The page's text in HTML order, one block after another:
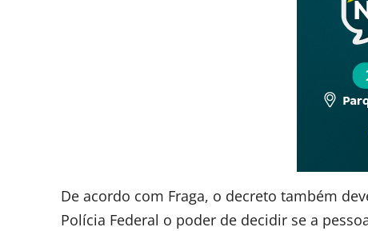
De acordo com Fraga, o decreto também
Polícia Federal o poder de decidir se a